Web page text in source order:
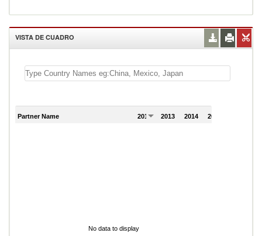
VISTA DE CUADRO
Partner Name 2012 2013 2014 2015
No data to display